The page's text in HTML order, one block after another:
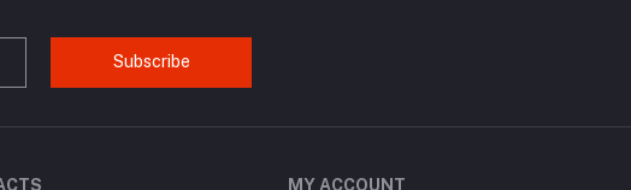
Subscribe
MY ACCOUNT